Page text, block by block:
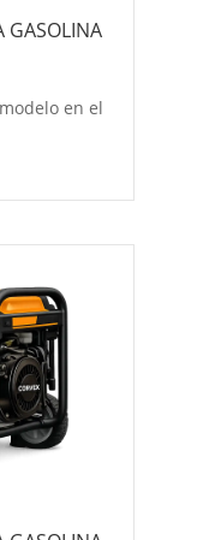
GASOLINA
en el